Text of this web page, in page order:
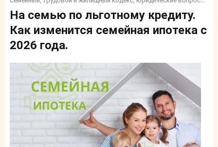
На семью по льготному кредиту.
Как изменится семейная ипотека с
2026 года.